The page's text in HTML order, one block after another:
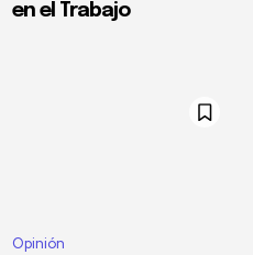
en el Trabajo
Opinión